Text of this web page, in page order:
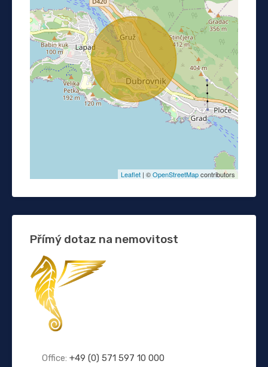
Leaflet | ©OpenStreetMapcontributors
Přímý dotaz na nemovitost
Office: +49 (0) 571 597 10 000